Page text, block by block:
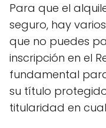
Para que el
seguro, hay
que no puedes
inscripción en el
fundamental
su título
titularidad en